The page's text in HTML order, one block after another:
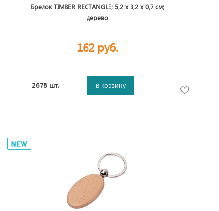
Брелок TIMBER RECTANGLE; 5,2 x 3,2 x 0,7 см;
дерево
162 руб.
2678 шт. В корзину